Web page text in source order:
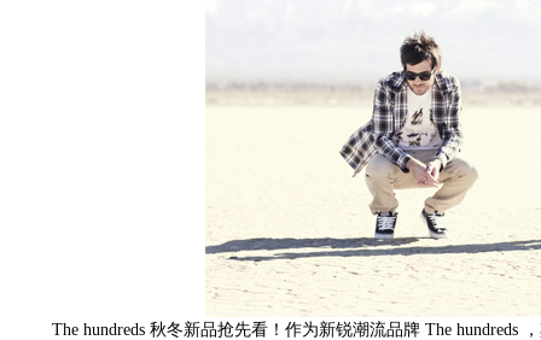
The hundreds 秋冬新品抢先看！作为新锐潮流品牌 The hundreds